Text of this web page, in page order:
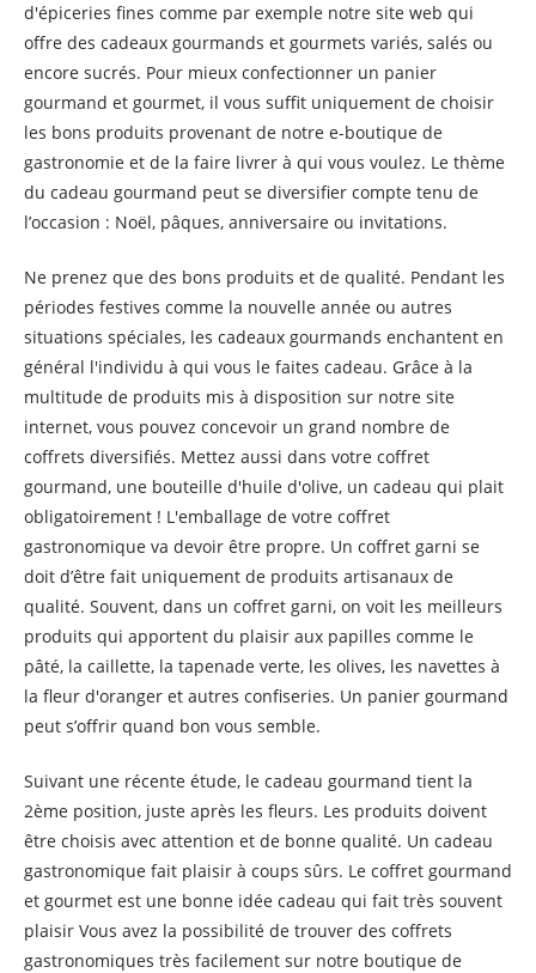
d'épiceries fines comme par exemple notre site web qui
offre des cadeaux gourmands et gourmets variés, salés ou
encore sucrés. Pour mieux confectionner un panier
gourmand et gourmet, il vous suffit uniquement de choisir
les bons produits provenant de notre e-boutique de
gastronomie et de la faire livrer à qui vous voulez. Le thème
du cadeau gourmand peut se diversifier compte tenu de
l’occasion : Noël, pâques, anniversaire ou invitations.
Ne prenez que des bons produits et de qualité. Pendant les
périodes festives comme la nouvelle année ou autres
situations spéciales, les cadeaux gourmands enchantent en
général l'individu à qui vous le faites cadeau. Grâce à la
multitude de produits mis à disposition sur notre site
internet, vous pouvez concevoir un grand nombre de
coffrets diversifiés. Mettez aussi dans votre coffret
gourmand, une bouteille d'huile d'olive, un cadeau qui plait
obligatoirement ! L'emballage de votre coffret
gastronomique va devoir être propre. Un coffret garni se
doit d’être fait uniquement de produits artisanaux de
qualité. Souvent, dans un coffret garni, on voit les meilleurs
produits qui apportent du plaisir aux papilles comme le
pâté, la caillette, la tapenade verte, les olives, les navettes à
la fleur d'oranger et autres confiseries. Un panier gourmand
peut s’offrir quand bon vous semble.
Suivant une récente étude, le cadeau gourmand tient la
2ème position, juste après les fleurs. Les produits doivent
être choisis avec attention et de bonne qualité. Un cadeau
gastronomique fait plaisir à coups sûrs. Le coffret gourmand
et gourmet est une bonne idée cadeau qui fait très souvent
plaisir Vous avez la possibilité de trouver des coffrets
gastronomiques très facilement sur notre boutique de